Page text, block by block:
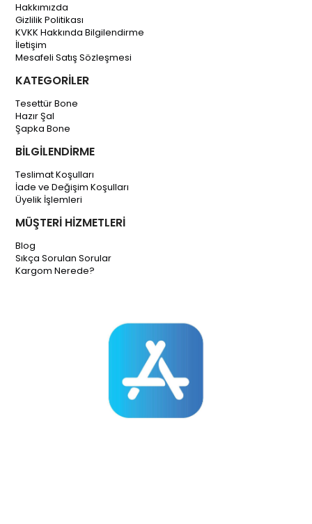
Hakkımızda
Gizlilik Politikası
KVKK Hakkında Bilgilendirme
İletişim
Mesafeli Satış Sözleşmesi
KATEGORİLER
Tesettür Bone
Hazır Şal
Şapka Bone
BİLGİLENDİRME
Teslimat Koşulları
İade ve Değişim Koşulları
Üyelik İşlemleri
MÜŞTERİ HİZMETLERİ
Blog
Sıkça Sorulan Sorular
Kargom Nerede?